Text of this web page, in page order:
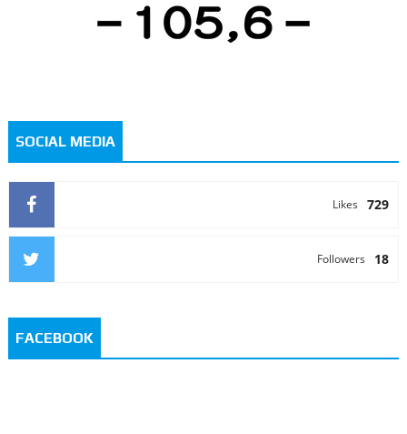
SOCIAL MEDIA
729
Likes
18
Followers
FACEBOOK